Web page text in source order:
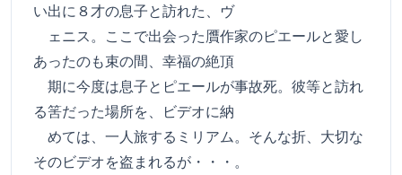
い出に８才の息子と訪れた、ヴ
ェニス。ここで出会った贋作家のピエールと愛し
あったのも束の間、幸福の絶頂
期に今度は息子とピエールが事故死。彼等と訪れ
る筈だった場所を、ビデオに納
めては、一人旅するミリアム。そんな折、大切な
そのビデオを盗まれるが・・・。